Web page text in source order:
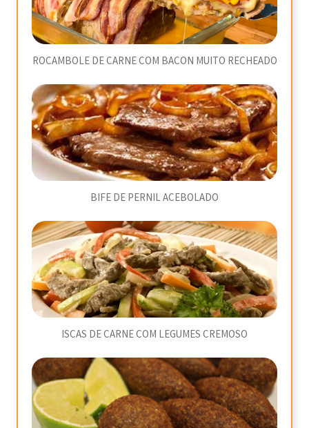
ROCAMBOLE DE CARNE COM BACON MUITO RECHEADO
BIFE DE PERNIL ACEBOLADO
ISCAS DE CARNE COM LEGUMES CREMOSO